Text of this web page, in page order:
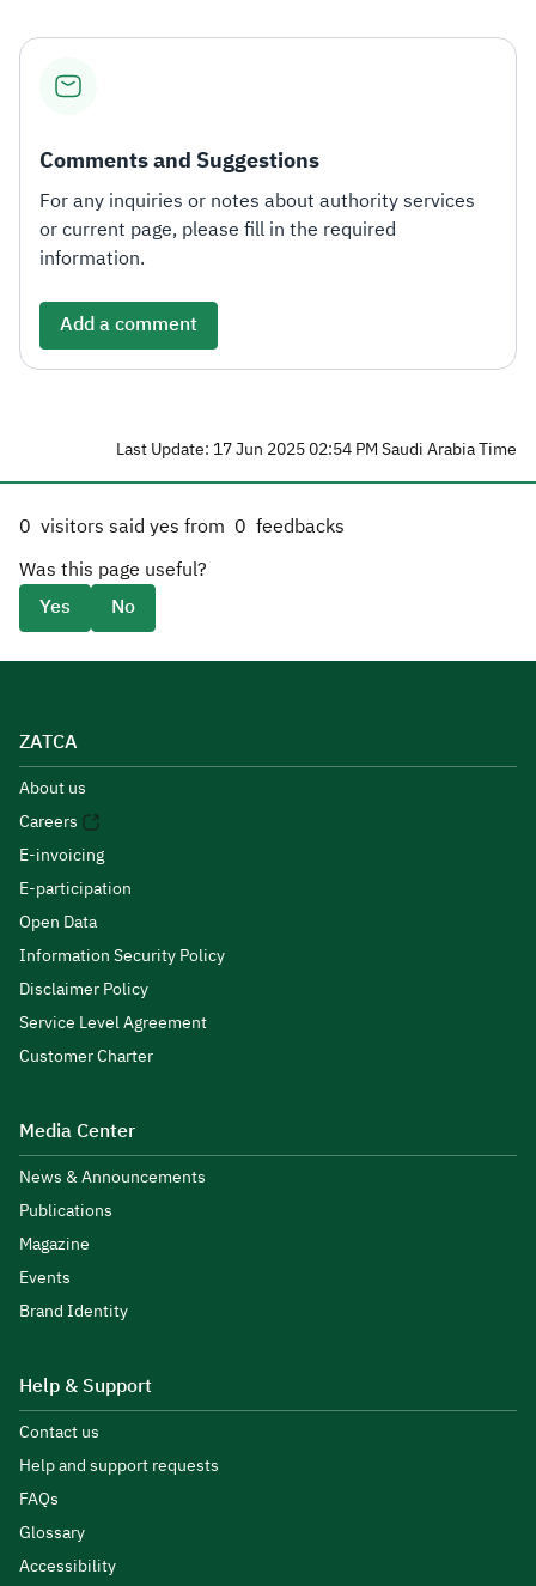
Comments and Suggestions
For any inquiries or notes about authority services
or current page, please fill in the required
information.
Add a comment
Last Update: 17 Jun 2025 02:54 PM Saudi Arabia Time
0 visitors said yes from 0 feedbacks
Was this page useful?
Yes
No
ZATCA
About us
Careers
E-invoicing
E-participation
Open Data
Information Security Policy
Disclaimer Policy
Service Level Agreement
Customer Charter
Media Center
News & Announcements
Publications
Magazine
Events
Brand Identity
Help & Support
Contact us
Help and support requests
FAQs
Glossary
Accessibility